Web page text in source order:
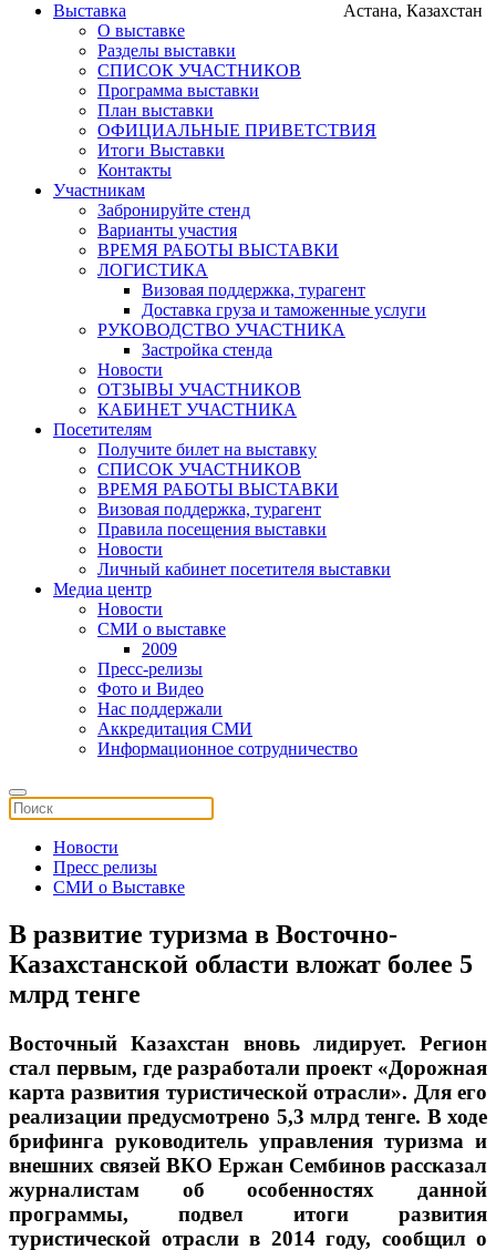
Астана, Казахстан
Выставка
О выставке
Разделы выставки
СПИСОК УЧАСТНИКОВ
Программа выставки
План выставки
ОФИЦИАЛЬНЫЕ ПРИВЕТСТВИЯ
Итоги Выставки
Контакты
Участникам
Забронируйте стенд
Варианты участия
ВРЕМЯ РАБОТЫ ВЫСТАВКИ
ЛОГИСТИКА
Визовая поддержка, турагент
Доставка груза и таможенные услуги
РУКОВОДСТВО УЧАСТНИКА
Застройка стенда
Новости
ОТЗЫВЫ УЧАСТНИКОВ
КАБИНЕТ УЧАСТНИКА
Посетителям
Получите билет на выставку
СПИСОК УЧАСТНИКОВ
ВРЕМЯ РАБОТЫ ВЫСТАВКИ
Визовая поддержка, турагент
Правила посещения выставки
Новости
Личный кабинет посетителя выставки
Медиа центр
Новости
СМИ о выставке
2009
Пресс-релизы
Фото и Видео
Нас поддержали
Аккредитация СМИ
Информационное сотрудничество
Новости
Пресс релизы
СМИ о Выставке
В развитие туризма в Восточно-
Казахстанской области вложат более 5
млрд тенге
Восточный Казахстан вновь лидирует. Регион
стал первым, где разработали проект «Дорожная
карта развития туристической отрасли». Для его
реализации предусмотрено 5,3 млрд тенге. В ходе
брифинга руководитель управления туризма и
внешних связей ВКО Ержан Сембинов рассказал
журналистам об особенностях данной
программы, подвел итоги развития
туристической отрасли в 2014 году, сообщил о